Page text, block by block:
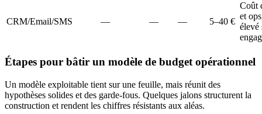
CRM/Email/SMS — — — 5–40 €
Coût
et
élevé
Étapes pour bâtir un modèle de budget opérationnel
Un modèle exploitable tient sur une feuille, mais réunit des
hypothèses solides et des garde-fous. Quelques jalons structurent la
construction et rendent les chiffres résistants aux aléas.